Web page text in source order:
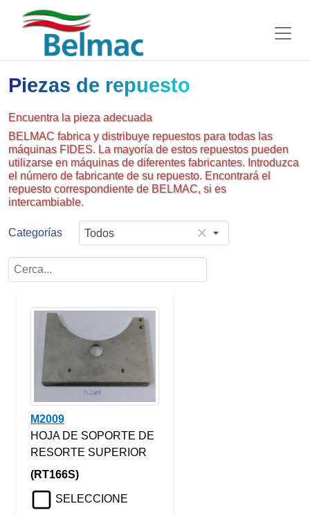
Piezas de repuesto
Encuentra la pieza adecuada
BELMAC fabrica y distribuye repuestos para todas las
máquinas FIDES. La mayoría de estos repuestos pueden
utilizarse en máquinas de diferentes fabricantes. Introduzca
el número de fabricante de su repuesto. Encontrará el
repuesto correspondiente de BELMAC, si es
intercambiable.
Categorías Todos
M2009
HOJA DE SOPORTE DE
RESORTE SUPERIOR
(RT166S)
SELECCIONE